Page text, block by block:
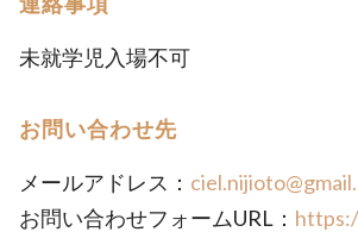
未就学児入場不可
お問い合わせ先
メールアドレス：
お問い合わせフォームURL：